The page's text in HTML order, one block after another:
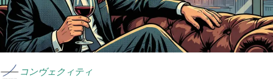
コンヴェクィティ